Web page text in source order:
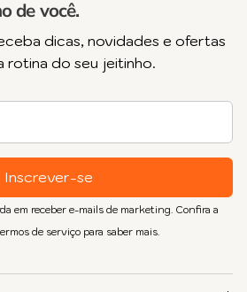
de você.
dicas, novidades e ofertas
rotina do seu jeitinho.
Inscrever-se
em receber e-mails de marketing. Confira a
de serviço para saber mais.